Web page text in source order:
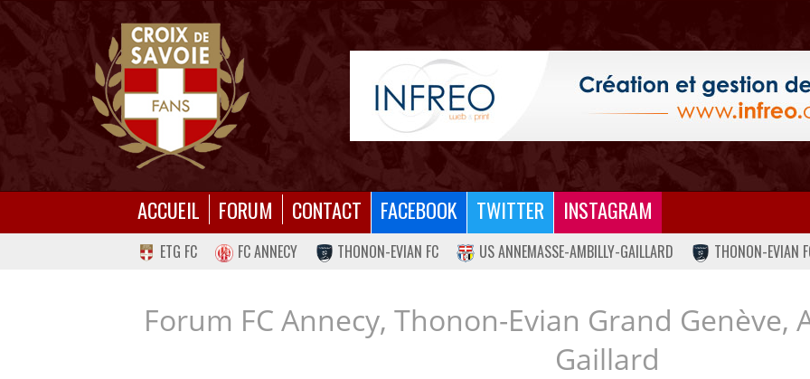
ACCUEIL FORUM CONTACT FACEBOOK TWITTER INSTAGRAM
ETG FC FC ANNECY THONON-EVIAN FC US ANNEMASSE-AMBILLY-GAILLARD THONON-EVIAN
Forum FC Annecy, Thonon-Evian Grand Genève,
Gaillard